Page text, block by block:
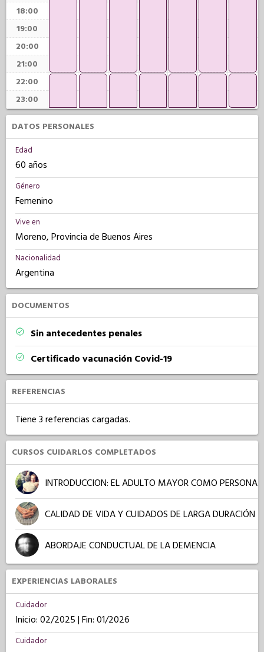
18:00
19:00
20:00
21:00
22:00
23:00
DATOS PERSONALES
Edad
60 años
Género
Femenino
Vive en
Moreno, Provincia de Buenos Aires
Nacionalidad
Argentina
DOCUMENTOS
Sin antecedentes penales
Certificado vacunación Covid-19
REFERENCIAS
Tiene 3 referencias cargadas.
CURSOS CUIDARLOS COMPLETADOS
INTRODUCCION: EL ADULTO MAYOR COMO PERSONA
CALIDAD DE VIDA Y CUIDADOS DE LARGA DURACIÓN
ABORDAJE CONDUCTUAL DE LA DEMENCIA
EXPERIENCIAS LABORALES
Cuidador
Inicio: 02/2025 | Fin: 01/2026
Cuidador